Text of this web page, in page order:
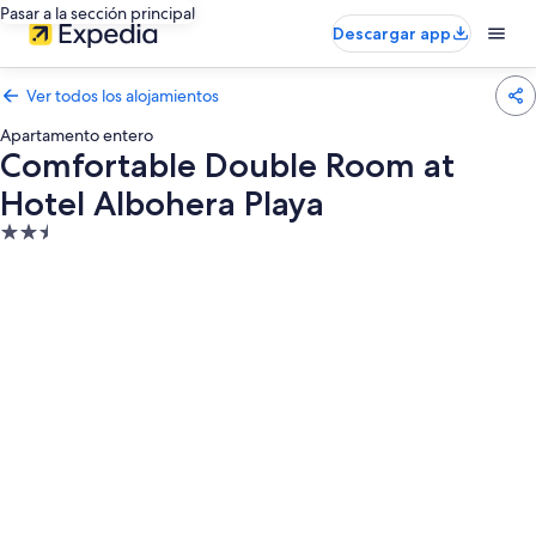
Pasar a la sección principal
Descargar app
Ver todos los alojamientos
Apartamento entero
Comfortable Double Room at
Hotel Albohera Playa
Alojamiento